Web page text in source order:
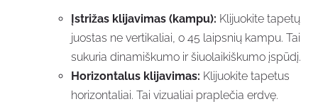
Įstrižas klijavimas (kampu): Klijuokite tapetų
juostas ne vertikaliai, o 45 laipsnių kampu. Tai
sukuria dinamiškumo ir šiuolaikiškumo įspūdį.
Horizontalus klijavimas: Klijuokite tapetus
horizontaliai. Tai vizualiai praplečia erdvę.